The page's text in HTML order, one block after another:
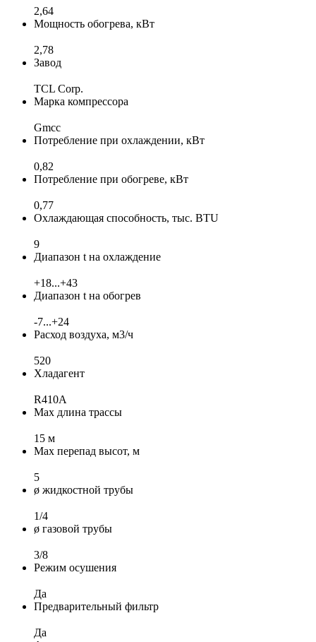
2,64
Мощность обогрева, кВт
2,78
Завод
TCL Corp.
Марка компрессора
Gmcc
Потребление при охлаждении, кВт
0,82
Потребление при обогреве, кВт
0,77
Охлаждающая способность, тыс. BTU
9
Диапазон t на охлаждение
+18...+43
Диапазон t на обогрев
-7...+24
Расход воздуха, м3/ч
520
Хладагент
R410A
Max длина трассы
15 м
Max перепад высот, м
5
ø жидкостной трубы
1/4
ø газовой трубы
3/8
Режим осушения
Да
Предварительный фильтр
Да